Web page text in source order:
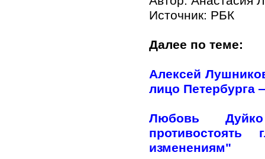
Источник: РБК
Далее по теме:
Алексей
лицо Петербурга
Любовь
противостоять
изменениям"